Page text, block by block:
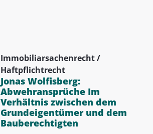
Immobiliarsachenrecht /
Haftpflichtrecht
Jonas Wolfisberg:
Abwehransprüche Im
Verhältnis zwischen dem
Grundeigentümer und dem
Bauberechtigten